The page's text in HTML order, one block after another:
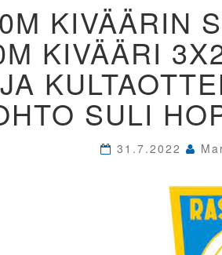
KIVÄÄRIN
KIVÄÄRI
JA
SULI
31.7.2022